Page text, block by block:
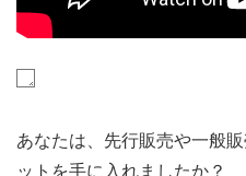
あなたは、先行販売や一般
ットを手に入れましたか？